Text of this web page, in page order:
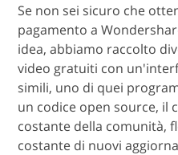
Se non sei sicuro che
pagamento a
idea, abbiamo raccolto
video gratuiti con
simili, uno di quei
un codice open source, il
costante della comunità,
costante di nuovi